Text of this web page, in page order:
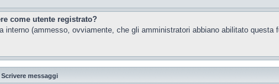
come utente registrato?
(ammesso, ovviamente, che gli amministratori abbiano abilitato questa
Scrivere messaggi